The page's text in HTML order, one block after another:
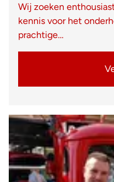
Wij zoeken
kennis voor het
prachtige…